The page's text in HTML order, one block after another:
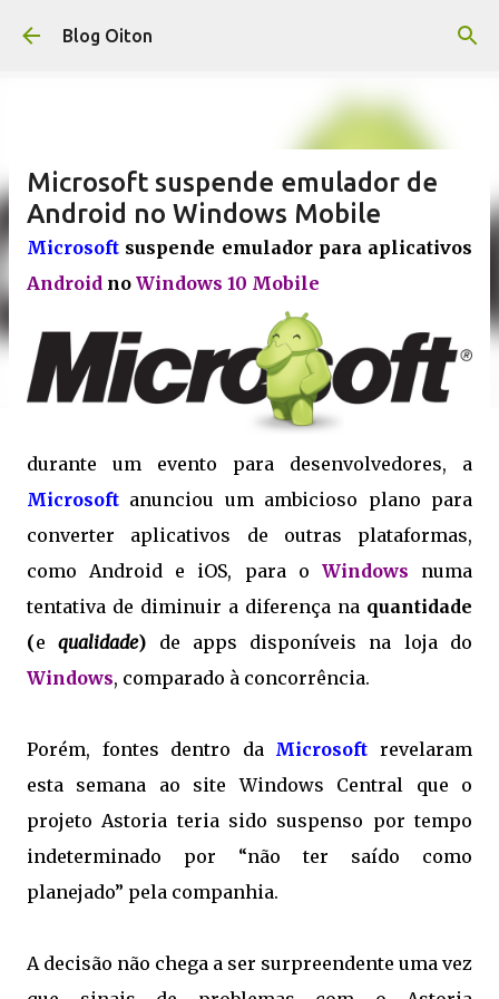
Pular para o conteúdo principal
Blog Oiton
Microsoft suspende emulador de
Android no Windows Mobile
Microsoft suspende emulador para aplicativos
Android no Windows 10 Mobile
durante um evento para desenvolvedores, a
Microsoft anunciou um ambicioso plano para
converter aplicativos de outras plataformas,
como Android e iOS, para o Windows numa
tentativa de diminuir a diferença na quantidade
(e qualidade) de apps disponíveis na loja do
Windows, comparado à concorrência.
Porém, fontes dentro da Microsoftrevelaram
esta semana ao site Windows Central que o
projeto Astoria teria sido suspenso por tempo
indeterminado por “não ter saído como
planejado” pela companhia.
A decisão não chega a ser surpreendente uma vez